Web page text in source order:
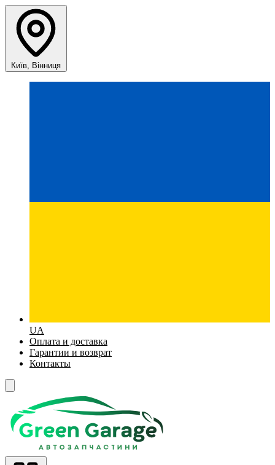
Київ, Вінниця
UA
Оплата и доставка
Гарантии и возврат
Контакты